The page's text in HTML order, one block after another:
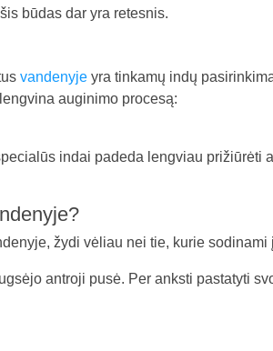
būdas dar yra retesnis.
vandenyje yra tinkamų indų
auginimo procesą:
indai padeda lengviau prižiūrėti
žydi vėliau nei tie, kurie sodinami
antroji pusė. Per anksti pastatyti